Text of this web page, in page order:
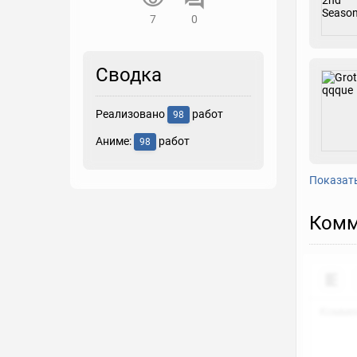
7 0
Сводка
Реализовано 98 работ
Аниме: 98 работ